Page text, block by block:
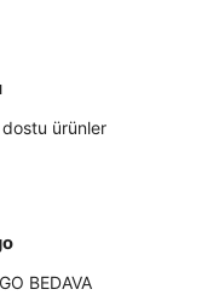
ürünler
BEDAVA